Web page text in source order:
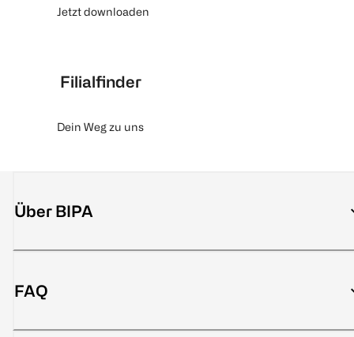
Jetzt downloaden
Filialfinder
Dein Weg zu uns
Über BIPA
FAQ